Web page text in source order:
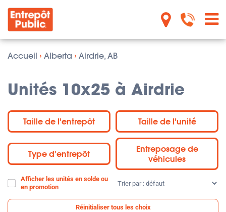
Accueil › Alberta › Airdrie, AB
Unités 10x25 à Airdrie
Taille de l'entrepôt Taille de l'unité
Type d'entrepôt
Entreposage de
véhicules
Afficher les unités en solde ou
en promotion
Trier
:
Réinitialiser tous les choix